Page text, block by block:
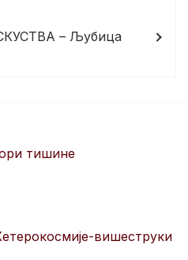
– Љубица
тишине
вишеструки